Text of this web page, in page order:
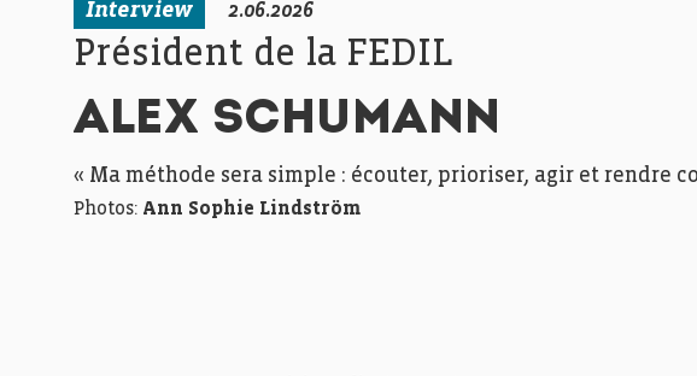
Interview 2.06.2026
Président de la FEDIL
ALEX SCHUMANN
« Ma méthode sera simple : écouter, prioriser, agir et rendre
Photos: Ann Sophie Lindström